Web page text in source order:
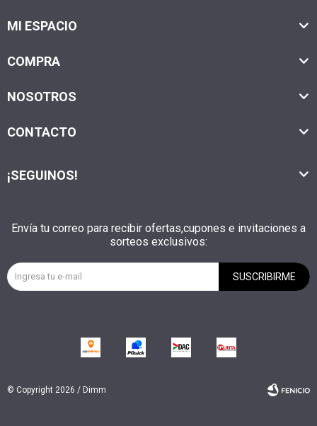
MI ESPACIO
COMPRA
NOSOTROS
CONTACTO
Envía tu correo para recibir ofertas,cupones e invitaciones a
sorteos exclusivos:
SUSCRIBIRME
¡SEGUINOS!
© Copyright 2026 / Dimm